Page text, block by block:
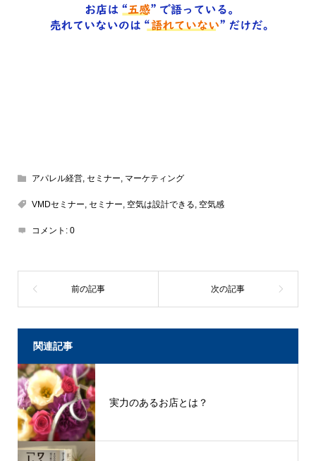
アパレル経営, セミナー, マーケティング
VMDセミナー, セミナー, 空気は設計できる, 空気感
コメント: 0
関連記事
実力のあるお店とは？